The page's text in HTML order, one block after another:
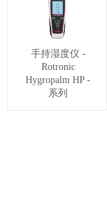
手持湿度仪 -
Rotronic
Hygropalm HP -
系列